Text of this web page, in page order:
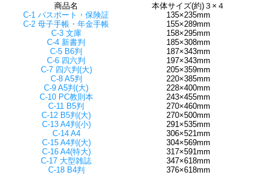
商品名
本体サイズ(約)３×４
C-1 パスポート・保険証
135×235mm
C-2 母子手帳・年金手帳
155×289mm
C-3 文庫
158×295mm
C-4 新書判
185×308mm
C-5 B6判
187×343mm
C-6 四六判
197×343mm
C-7 四六判(大)
205×359mm
C-8 A5判
220×385mm
C-9 A5判(大)
228×400mm
C-10 PC教則本
243×455mm
C-11 B5判
270×460mm
C-12 B5判(大)
270×500mm
C-13 A4判(小)
291×535mm
C-14 A4
306×521mm
C-15 A4判(大)
304×569mm
C-16 A4(特大)
317×591mm
C-17 大型雑誌
347×618mm
C-18 B4判
376×618mm